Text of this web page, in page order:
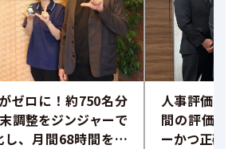
ゼロに！約750名分
調整をジンジャーで
、月間68時間を削
人事評価
間の評価
ーかつ正確